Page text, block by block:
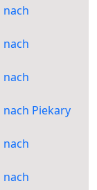
nach
nach
nach
Piekary
nach
nach